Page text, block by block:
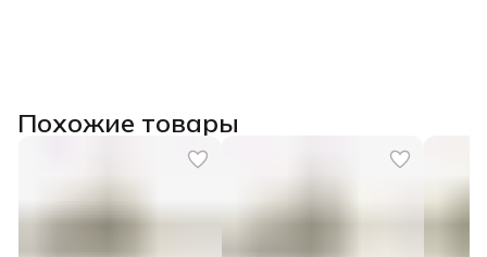
Похожие товары